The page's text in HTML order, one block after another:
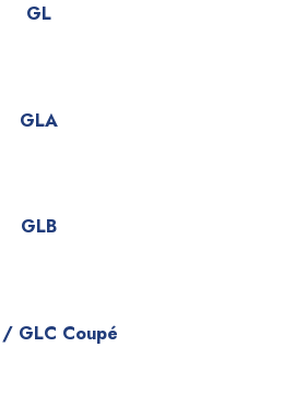
GL
GLA
GLB
GLC Coupé